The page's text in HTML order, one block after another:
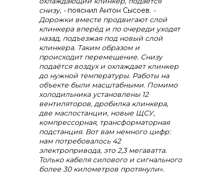
снизу, -пояснил Антон Сысоев. -
Дорожки вместе продвигают слой
клинкера вперёд и по очереди уходят
назад, подъезжая под новый слой
клинкера. Таким образом и
происходит перемещение. Снизу
подаётся воздух и охлаждает клинкер
до нужной температуры. Работы на
объекте были масштабными. Помимо
холодильника установлены 12
вентиляторов, дробилка клинкера,
две маслостанции, новые ЩСУ,
компрессорная, трансформаторная
подстанция. Вот вам немного цифр:
нам потребовалось 42
электропривода, это 2,3 мегаватта.
Только кабеля силового и сигнального
более 30 километров протянули».